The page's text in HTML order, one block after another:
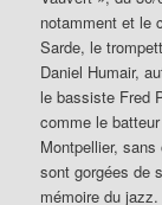
notamment et le
Sarde, le
Daniel Humair,
le bassiste Fred
comme le
Montpellier,
sont gorgées de
mémoire du jazz.